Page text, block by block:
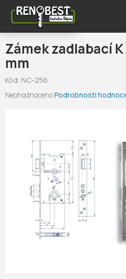
obsah
Zámek zadlabací K
mm
Kód: NC-256
Průměrné
hvězdiček.
NeohodnocenoPodrobnosti